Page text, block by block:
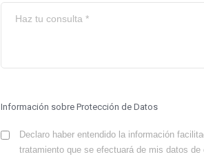
Información sobre Protección de Datos
Declaro haber entendido la información
tratamiento que se efectuará de mis datos de